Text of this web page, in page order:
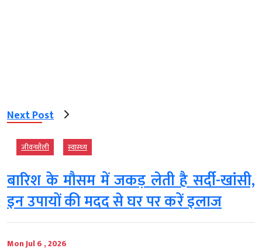
Next Post
जीवनशैली स्‍वास्‍थ्‍य
बारिश के मौसम में जकड़ लेती है सर्दी-खांसी,
इन उपायों की मदद से घर पर करें इलाज
Mon Jul 6 , 2026